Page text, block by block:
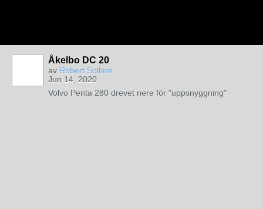
Åkelbo DC 20
av Robert Sollare
Jun 14, 2020
Volvo Penta 280 drevet nere för "uppsnyggning"